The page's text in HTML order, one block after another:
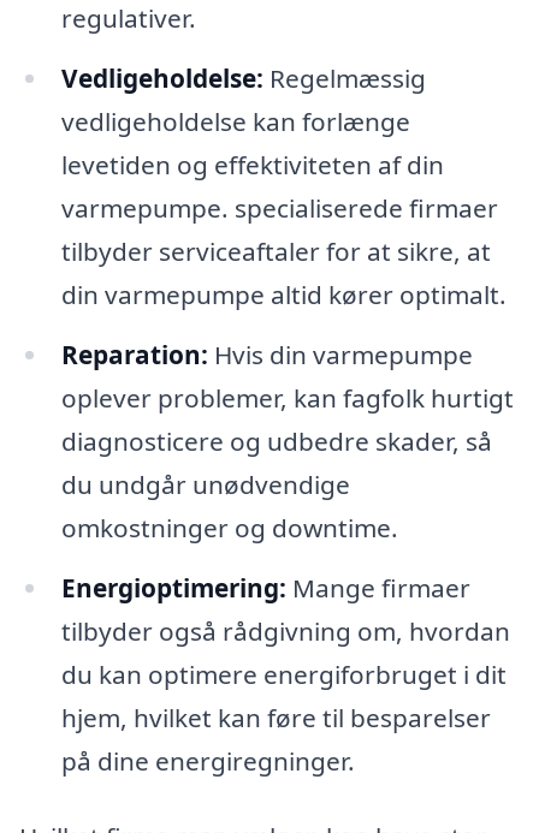
regulativer.
Vedligeholdelse: Regelmæssig
vedligeholdelse kan forlænge
levetiden og effektiviteten af din
varmepumpe. specialiserede firmaer
tilbyder serviceaftaler for at sikre, at
din varmepumpe altid kører optimalt.
Reparation: Hvis din varmepumpe
oplever problemer, kan fagfolk hurtigt
diagnosticere og udbedre skader, så
du undgår unødvendige
omkostninger og downtime.
Energioptimering: Mange firmaer
tilbyder også rådgivning om, hvordan
du kan optimere energiforbruget i dit
hjem, hvilket kan føre til besparelser
på dine energiregninger.